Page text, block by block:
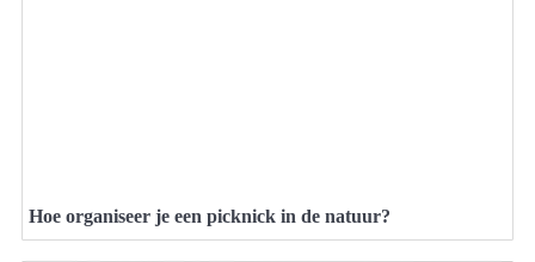
Hoe organiseer je een picknick in de natuur?